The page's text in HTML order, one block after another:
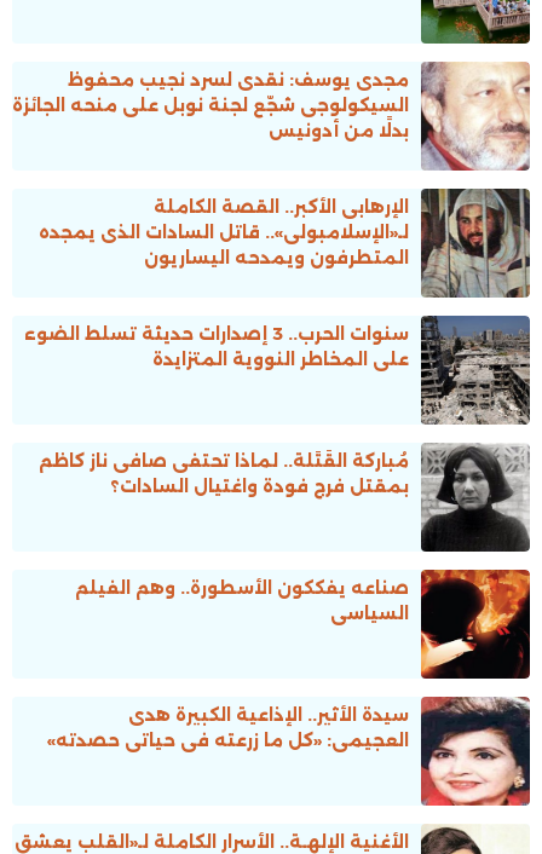
مجدى يوسف: نقدى لسرد نجيب محفوظ
السيكولوجى شجّع لجنة نوبل على منحه الجائزة
بدلًا من أدونيس
الإرهابى الأكبر.. القصة الكاملة
لـ«الإسلامبولى».. قاتل السادات الذى يمجده
المتطرفون ويمدحه اليساريون
سنوات الحرب.. 3 إصدارات حديثة تسلط الضوء
على المخاطر النووية المتزايدة
مُباركة القَتَلة.. لماذا تحتفى صافى ناز كاظم
بمقتل فرج فودة واغتيال السادات؟
صناعه يفككون الأسطورة.. وهم الفيلم
السياسى
سيدة الأثير.. الإذاعية الكبيرة هدى
العجيمى: «كل ما زرعته فى حياتى حصدته»
الأغنية الإلهـة.. الأسرار الكاملة لـ«القلب يعشق